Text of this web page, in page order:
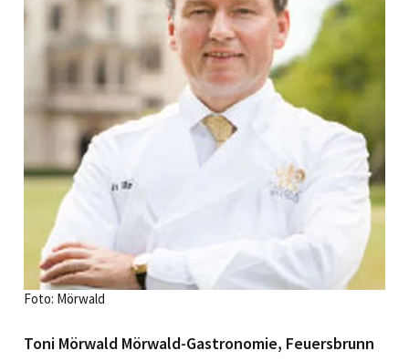
Foto: Mörwald
Toni Mörwald Mörwald-Gastronomie, Feuersbrunn